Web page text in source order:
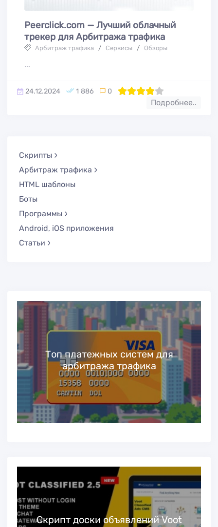
Peerсlick.com — Лучший облачный
трекер для Арбитража трафика
Арбитраж трафика / Сервисы / Обзоры
...
24.12.2024 1 886 0 80
1 2 3 4 5
Подробнее..
Скрипты
Арбитраж трафика
HTML шаблоны
Боты
Программы
Android, iOS приложения
Статьи
Топ платежных систем для
арбитража трафика
Скрипт доски объявлений Voot